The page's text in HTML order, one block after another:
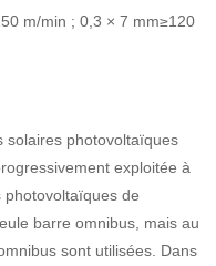
m/min ; 0,3 × 7 mm≥120
solaires photovoltaïques
exploitée à
photovoltaïques de
barre omnibus, mais au
sont utilisées. Dans